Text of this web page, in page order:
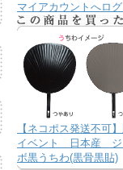
マイアカウントへロ
【ネコポス発送不可
イベント 日本産 ジ
ボ黒うちわ(黒骨黒貼)